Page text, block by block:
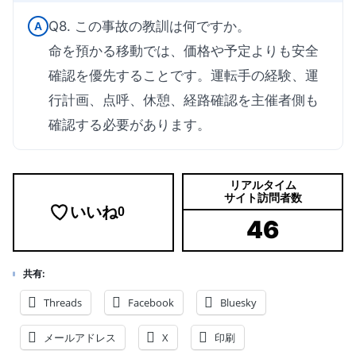
A Q8. この事故の教訓は何ですか。
命を預かる移動では、価格や予定よりも安全
確認を優先することです。運転手の経験、運
行計画、点呼、休憩、経路確認を主催者側も
確認する必要があります。
いいね0
リアルタイム
サイト訪問者数
46
共有:
Threads Facebook Bluesky
メールアドレス X 印刷